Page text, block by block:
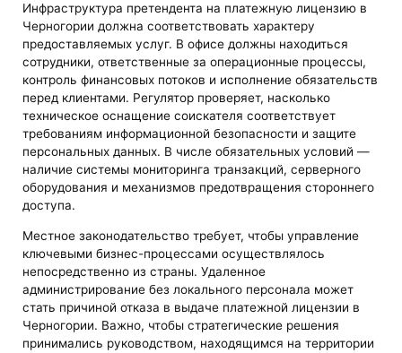
Инфраструктура претендента на платежную лицензию в
Черногории должна соответствовать характеру
предоставляемых услуг. В офисе должны находиться
сотрудники, ответственные за операционные процессы,
контроль финансовых потоков и исполнение обязательств
перед клиентами. Регулятор проверяет, насколько
техническое оснащение соискателя соответствует
требованиям информационной безопасности и защите
персональных данных. В числе обязательных условий —
наличие системы мониторинга транзакций, серверного
оборудования и механизмов предотвращения стороннего
доступа.
Местное законодательство требует, чтобы управление
ключевыми бизнес-процессами осуществлялось
непосредственно из страны. Удаленное
администрирование без локального персонала может
стать причиной отказа в выдаче платежной лицензии в
Черногории. Важно, чтобы стратегические решения
принимались руководством, находящимся на территории